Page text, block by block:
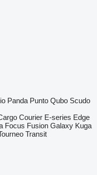
Panda Punto Qubo Scudo
Courier E-series Edge
Focus Fusion Galaxy Kuga
Transit